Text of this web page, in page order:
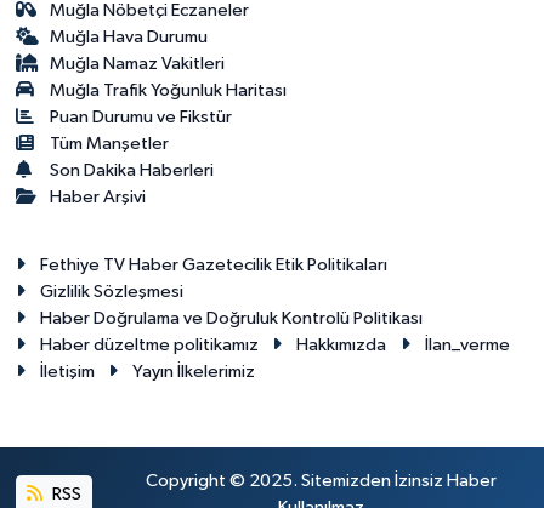
Muğla Nöbetçi Eczaneler
Muğla Hava Durumu
Muğla Namaz Vakitleri
Muğla Trafik Yoğunluk Haritası
Puan Durumu ve Fikstür
Tüm Manşetler
Son Dakika Haberleri
Haber Arşivi
Fethiye TV Haber Gazetecilik Etik Politikaları
Gizlilik Sözleşmesi
Haber Doğrulama ve Doğruluk Kontrolü Politikası
Haber düzeltme politikamız
Hakkımızda
İlan_verme
İletişim
Yayın İlkelerimiz
RSS
Copyright © 2025. Sitemizden İzinsiz Haber